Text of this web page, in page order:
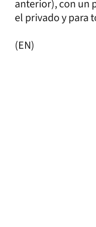
anterior), con un
el privado y para
(EN)